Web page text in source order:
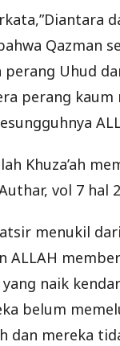
Qazman
perang Uhud
perang kaum
Khuza’ah
vol 7 hal
menukil
ALLAH
naik
belum
dan mereka